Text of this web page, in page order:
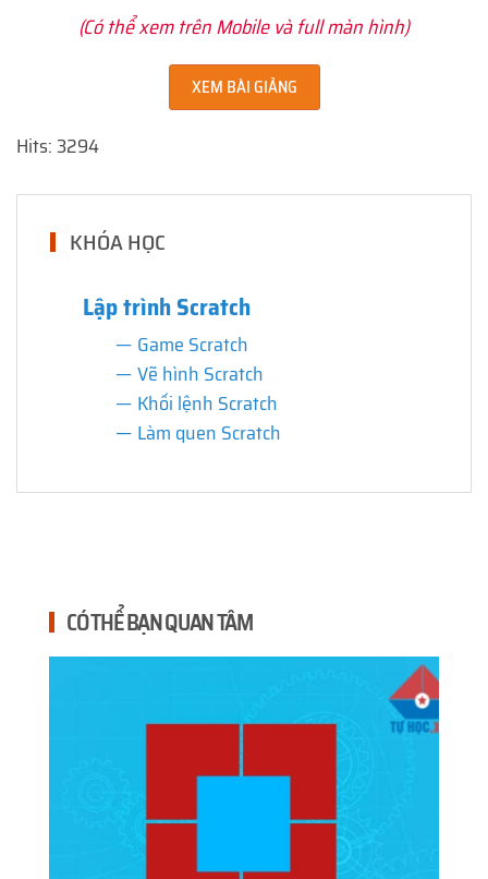
(Có thể xem trên Mobile và full màn hình)
XEM BÀI GIẢNG
Hits: 3294
KHÓA HỌC
Lập trình Scratch
Game Scratch
Vẽ hình Scratch
Khối lệnh Scratch
Làm quen Scratch
CÓ THỂ BẠN QUAN TÂM